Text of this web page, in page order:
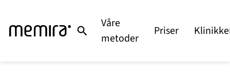
Våre
metoder
Priser